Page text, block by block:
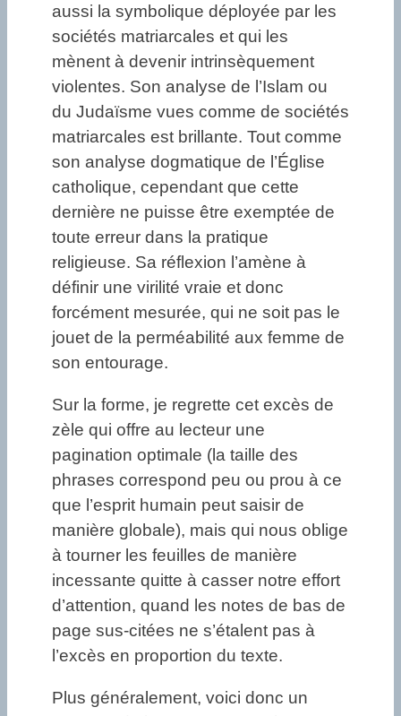
aussi la symbolique déployée par les
sociétés matriarcales et qui les
mènent à devenir intrinsèquement
violentes. Son analyse de l’Islam ou
du Judaïsme vues comme de sociétés
matriarcales est brillante. Tout comme
son analyse dogmatique de l’Église
catholique, cependant que cette
dernière ne puisse être exemptée de
toute erreur dans la pratique
religieuse. Sa réflexion l’amène à
définir une virilité vraie et donc
forcément mesurée, qui ne soit pas le
jouet de la perméabilité aux femme de
son entourage.
Sur la forme, je regrette cet excès de
zèle qui offre au lecteur une
pagination optimale (la taille des
phrases correspond peu ou prou à ce
que l’esprit humain peut saisir de
manière globale), mais qui nous oblige
à tourner les feuilles de manière
incessante quitte à casser notre effort
d’attention, quand les notes de bas de
page sus-citées ne s’étalent pas à
l’excès en proportion du texte.
Plus généralement, voici donc un